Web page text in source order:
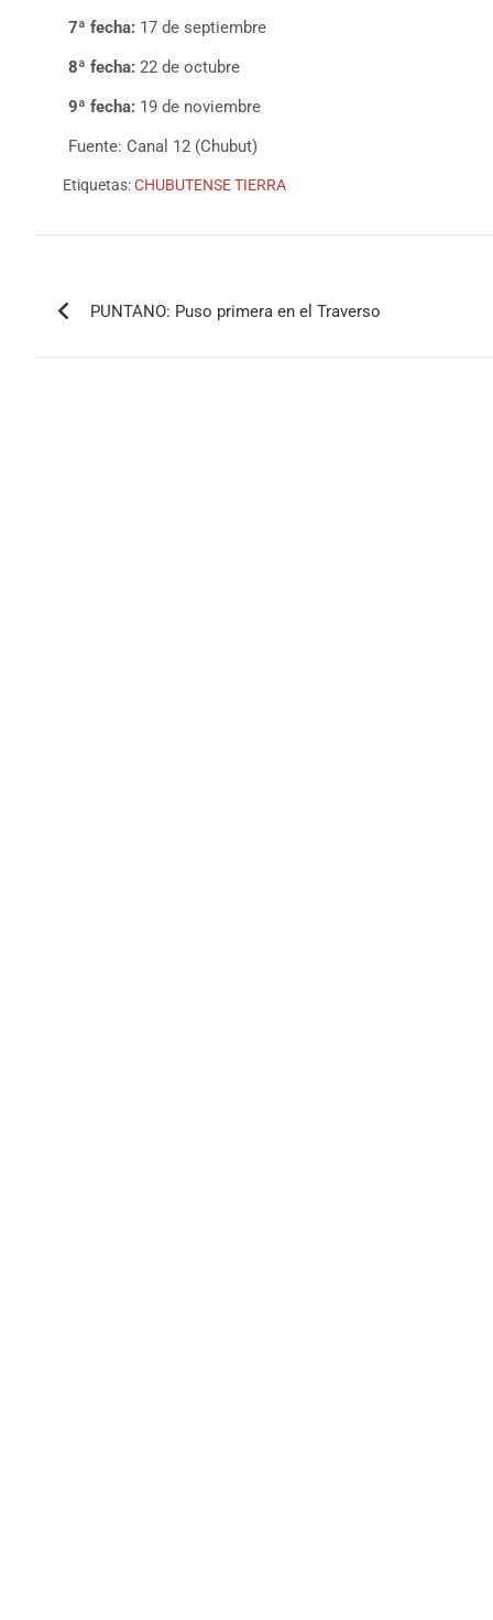
7ª fecha: 17 de septiembre
8ª fecha: 22 de octubre
9ª fecha: 19 de noviembre
Fuente: Canal 12 (Chubut)
Etiquetas:CHUBUTENSE TIERRA
de
PUNTANO: Puso primera en el Traverso